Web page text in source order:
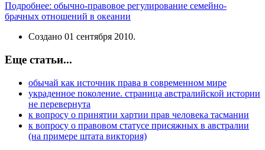
Подробнее: обычно-правовое регулирование семейно-
брачных отношений в океании
Создано 01 сентября 2010.
Еще статьи...
обычай как источник права в современном мире
украденное поколение. страница австралийской истории
не перевернута
к вопросу о принятии хартии прав человека тасмании
к вопросу о правовом статусе присяжных в австралии
(на примере штата виктория)